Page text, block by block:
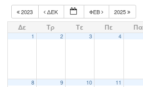
2023 ΔΕΚ ΦΕΒ 2025
Δε Τρ Τε Πε Πα
1 2 3 4
8 9 10 11